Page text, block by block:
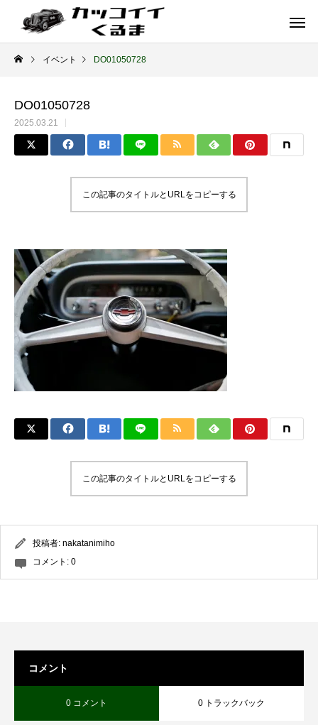
イギリス車
ENGLAND
ドイツ車
GERMANY
イベント DO01050728
DO01050728
2025.03.21
この記事のタイトルとURLをコピーする
この記事のタイトルとURLをコピーする
投稿者: nakatanimiho
コメント: 0
コメント
0 コメント 0 トラックバック